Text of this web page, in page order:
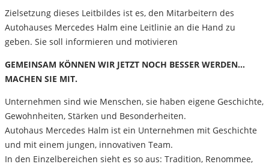
Zielsetzung dieses Leitbildes ist es, den Mitarbeitern des
Autohauses Mercedes Halm eine Leitlinie an die Hand zu
geben. Sie soll informieren und motivieren
GEMEINSAM KÖNNEN WIR JETZT NOCH BESSER WERDEN…
MACHEN SIE MIT.
Unternehmen sind wie Menschen, sie haben eigene Geschichte,
Gewohnheiten, Stärken und Besonderheiten.
Autohaus Mercedes Halm ist ein Unternehmen mit Geschichte
und mit einem jungen, innovativen Team.
In den Einzelbereichen sieht es so aus: Tradition, Renommee,